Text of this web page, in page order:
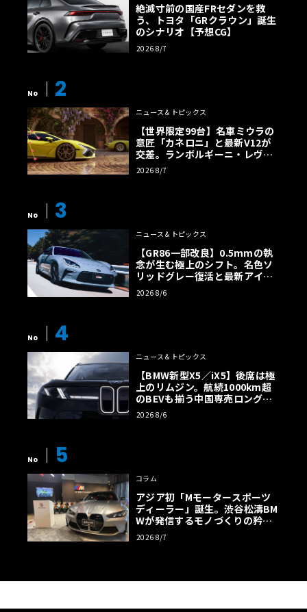
絶滅寸前の国産FRセダンを救
う、トヨタ「GRクラウン」誕生
のシナリオ【予想CG】
2026 8/7
No 2
ニュース＆トピックス
【世界限定99台】名車ミウラの
意匠「カネロニ」と最新V12が
交差。ランボルギーニ・レヴエ
ルトに60周年記念車が登場
2026 8/7
No 3
ニュース＆トピックス
【GR86一部改良】0.5mmの執
念が生む極上のシフト。名色ソ
リッドグレー復活と最新アイサ
イトでFRの極みへ
2026 8/6
No 4
ニュース＆トピックス
【BMW新型X5／iX5】後席は極
上のリムジン。航続1000km超
のBEVも揃う中国専売ロング仕
様の全貌
2026 8/6
No 5
コラム
アジア初「Mモータースポーツ
ディーラー」誕生。渋谷松濤BM
Wが発信するモノづくりの矜持
【木下隆之コラム】
2026 8/7